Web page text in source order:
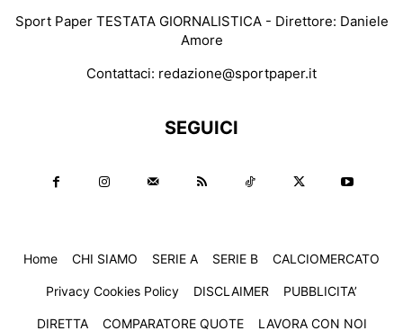
Sport Paper TESTATA GIORNALISTICA - Direttore: Daniele
Amore
Contattaci: redazione@sportpaper.it
SEGUICI
Home CHI SIAMO SERIE A SERIE B CALCIOMERCATO
Privacy Cookies Policy DISCLAIMER PUBBLICITA’
DIRETTA COMPARATORE QUOTE LAVORA CON NOI